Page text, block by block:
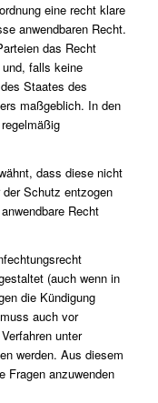
eine recht klare
anwendbaren Recht.
das Recht
falls keine
Staates des
maßgeblich. In den
dass diese nicht
Schutz entzogen
Recht
(auch wenn in
die Kündigung
auch vor
unter
werden. Aus diesem
Fragen anzuwenden